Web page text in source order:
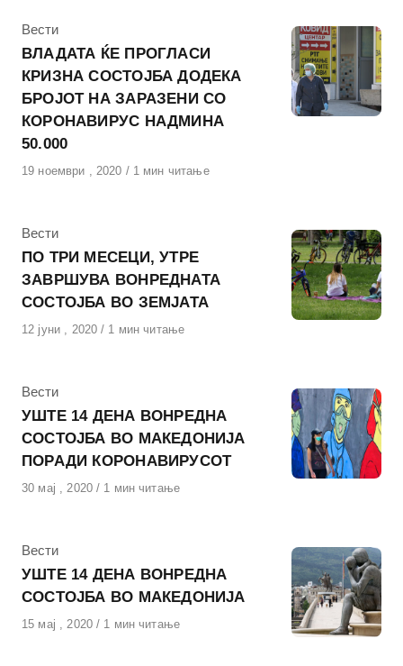
КАтегорија
Вести
ВЛАДАТА ЌЕ ПРОГЛАСИ
КРИЗНА СОСТОЈБА ДОДЕКА
БРОЈОТ НА ЗАРАЗЕНИ СО
КОРОНАВИРУС НАДМИНА
50.000
Објавено
19 ноември , 2020 1 мин читање
КАтегорија
Вести
ПО ТРИ МЕСЕЦИ, УТРЕ
ЗАВРШУВА ВОНРЕДНАТА
СОСТОЈБА ВО ЗЕМЈАТА
Објавено
12 јуни , 2020 1 мин читање
КАтегорија
Вести
УШТЕ 14 ДЕНА ВОНРЕДНА
СОСТОЈБА ВО МАКЕДОНИЈА
ПОРАДИ КОРОНАВИРУСОТ
Објавено
30 мај , 2020 1 мин читање
КАтегорија
Вести
УШТЕ 14 ДЕНА ВОНРЕДНА
СОСТОЈБА ВО МАКЕДОНИЈА
Објавено
15 мај , 2020 1 мин читање